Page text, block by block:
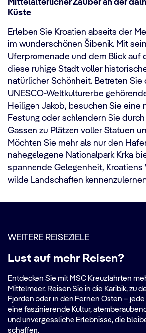
Mittelalterlicher Zauber an der
Küste
Erleben Sie Kroatien abseits der
im wunderschönen Šibenik. Mit
Uferpromenade und dem Blick auf
diese ruhige Stadt voller
natürlicher Schönheit. Betreten Sie
UNESCO-Weltkulturerbe
Heiligen Jakob, besuchen Sie eine
Festung oder schlendern Sie
Gassen zu Plätzen voller Statuen
Möchten Sie mehr als nur den
nahegelegene Nationalpark Krka
spannende Gelegenheit, Kroatiens
wilde Landschaften
WEITERE REISEZIELE
Lust auf mehr Reisen?
Entdecken Sie mit MSC Kreuzfahrten
Mittelmeer. Reisen Sie in die Karibik, zu
Fjorden oder in den Fernen Osten –
eine faszinierende Kultur,
und unvergessliche Erlebnisse, die
schaffen.